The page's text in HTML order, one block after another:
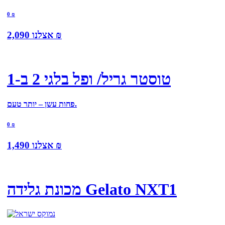
0 ₪
אצלנו 2,090 ₪
טוסטר גריל/ ופל בלגי 2 ב-1
פחות עשן – יותר טעם.
0 ₪
אצלנו 1,490 ₪
מכונת גלידה Gelato NXT1